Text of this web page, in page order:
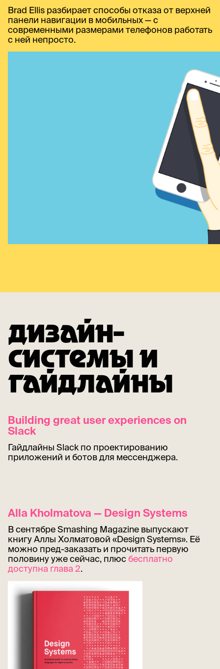
ДИЗАЙН-
СИСТЕМЫ И
ГАЙДЛАЙНЫ
Building great user experiences on
Slack
Гайдлайны Slack по проектированию
приложений и ботов для мессенджера.
Alla Kholmatova — Design Systems
В сентябре Smashing Magazine выпускают
книгу Аллы Холматовой «Design Systems». Её
можно пред-заказать и прочитать первую
половину уже сейчас, плюс бесплатно
доступна глава 2.
Brad Ellis разбирает способы отказа от верхней
панели навигации в мобильных — с
современными размерами телефонов работать
с ней непросто.